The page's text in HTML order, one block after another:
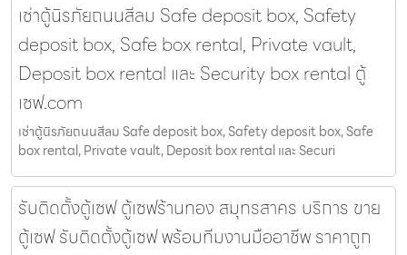
เช่าตู้นิรภัยถนนสีลม Safe deposit box, Safety
deposit box, Safe box rental, Private vault,
Deposit box rental และ Security box rental ตู้
เซฟ.com
เช่าตู้นิรภัยถนนสีลม Safe deposit box, Safety deposit box, Safe
box rental, Private vault, Deposit box rental และ Securi
รับติดตั้งตู้เซฟ ตู้เซฟร้านทอง สมุทรสาคร บริการ ขาย
ตู้เซฟ รับติดตั้งตู้เซฟ พร้อมทีมงานมืออาชีพ ราคาถูก